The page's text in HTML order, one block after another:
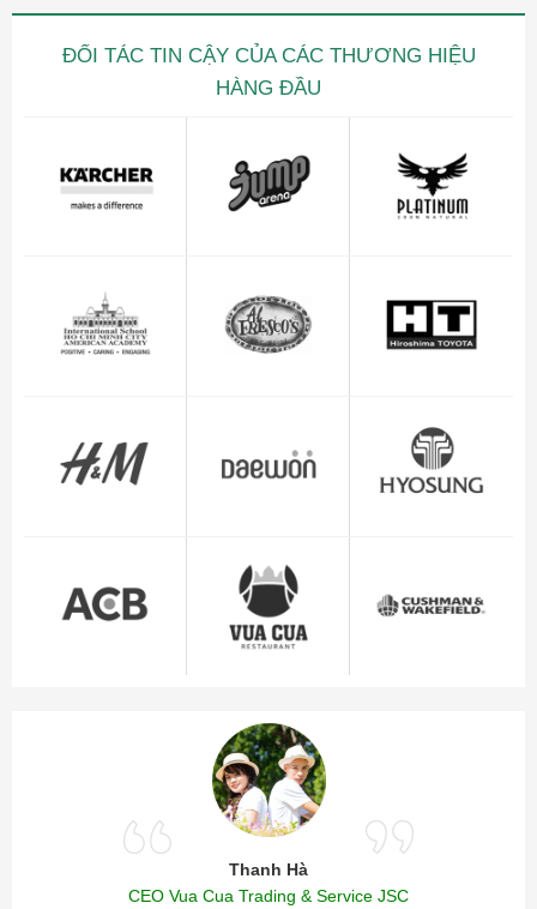
ĐỐI TÁC TIN CẬY CỦA CÁC THƯƠNG HIỆU
HÀNG ĐẦU
Thanh Hà
CEO Vua Cua Trading & Service JSC